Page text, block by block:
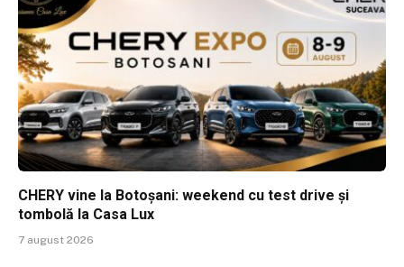
CHERY vine la Botoșani: weekend cu test drive și
tombolă la Casa Lux
7 august 2026